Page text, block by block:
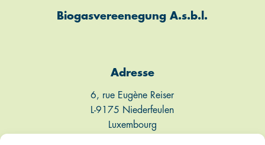
Biogasvereenegung A.s.b.l.
Adresse
6, rue Eugène Reiser
L-9175 Niederfeulen
Luxembourg